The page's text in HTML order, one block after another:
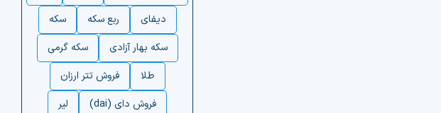
دیفای
ربع سکه
سکه
سکه بهار آزادی
سکه گرمی
طلا
فروش تتر ارزان
فروش دای (dai)
لیر